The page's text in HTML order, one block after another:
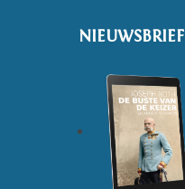
NIEUWSBRIEF